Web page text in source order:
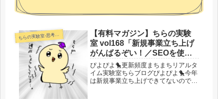
ちらの実験室-思考・失敗談・リアルタイム実況等を発信します-
【有料マガジン】ちらの実験
室 vol168「新規事業立ち上げ
がんばるぞい！／SEOを使わ
ない縛りプレイしてからSEO
集客へ」
ぴよぴよ🐤更新頻度まちまちリアルタ
イム実験室ちらブログぴよぴよ🐤今年
は新規事業立ち上げできてないのでそ